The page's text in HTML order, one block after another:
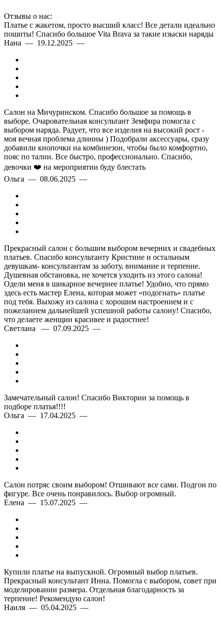
Отзывы о нас:
Платье с жакетом, просто высший класс! Все детали идеально
пошиты! Спасибо большое Vita Brava за такие изыски наряды
Нана — 19.12.2025 —
Салон на Мичуринском. Спасибо большое за помощь в
выборе. Очаровательная консультант Земфира помогла с
выбором наряда. Радует, что все изделия на высокий рост -
моя вечная проблема длинны ) Подобрали аксессуары, сразу
добавили кнопочки на комбинезон, чтобы было комфортно,
пояс по талии. Все быстро, профессионально. Спасибо,
девочки ❤️ на мероприятии буду блестать
Ольга — 08.06.2025 —
Прекрасный салон с большим выбором вечерних и свадебных
платьев. Спасибо консультанту Кристине и остальным
девушкам- консультантам за заботу, внимание и терпение.
Душевная обстановка, не хочется уходить из этого салона!
Одели меня в шикарное вечернее платье! Удобно, что прямо
здесь есть мастер Елена, которая может «подогнать» платье
под тебя. Выхожу из салона с хорошим настроением и с
пожеланием дальнейшей успешной работы салону! Спасибо,
что делаете женщин красивее и радостнее!
Светлана — 07.09.2025 —
Замечательный салон! Спасибо Виктории за помощь в
подборе платья!!!!
Ольга — 17.04.2025 —
Салон потряс своим выбором! Отшивают все сами. Подгон по
фигуре. Все очень понравилось. Выбор огромный.
Елена — 15.07.2025 —
Купили платье на выпускной. Огромный выбор платьев.
Прекрасный консультант Инна. Помогла с выбором, совет при
моделировании размера. Отдельная благодарность за
терпение! Рекомендую салон!
Наиля — 05.04.2025 —